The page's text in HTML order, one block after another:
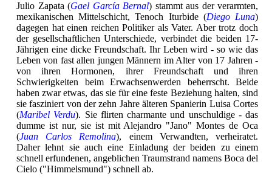
Julio Zapata (Gael García Bernal) stammt aus der verarmten,
mexikanischen Mittelschicht, Tenoch Iturbide (Diego Luna)
dagegen hat einen reichen Politiker als Vater. Aber trotz doch
der gesellschaftlichen Unterschiede, verbindet die beiden 17-
Jährigen eine dicke Freundschaft. Ihr Leben wird - so wie das
Leben von fast allen jungen Männern im Alter von 17 Jahren -
von ihren Hormonen, ihrer Freundschaft und ihren
Schwierigkeiten beim Erwachsenwerden beherrscht. Beide
haben zwar etwas, das sie für eine feste Beziehung halten, sind
sie fasziniert von der zehn Jahre älteren Spanierin Luisa Cortes
(Maribel Verdu). Sie flirten charmante und unschuldige - das
dumme ist nur, sie ist mit Alejandro "Jano" Montes de Oca
(Juan Carlos Remolina), einem Verwandten, verheiratet.
Daher lehnt sie auch eine Einladung der beiden zu einem
schnell erfundenen, angeblichen Traumstrand namens Boca del
Cielo ("Himmelsmund") schnell ab.